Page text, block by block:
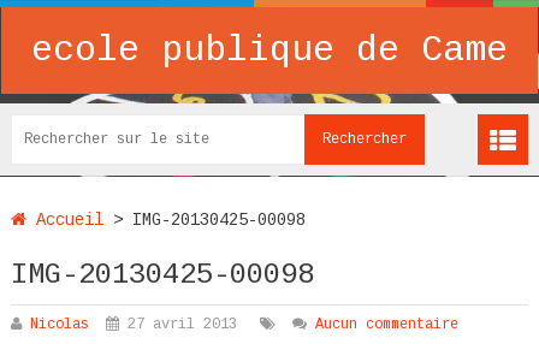
ecole publique de Came
Accueil> IMG-20130425-00098
IMG-20130425-00098
Nicolas 27 avril 2013 Aucun commentaire